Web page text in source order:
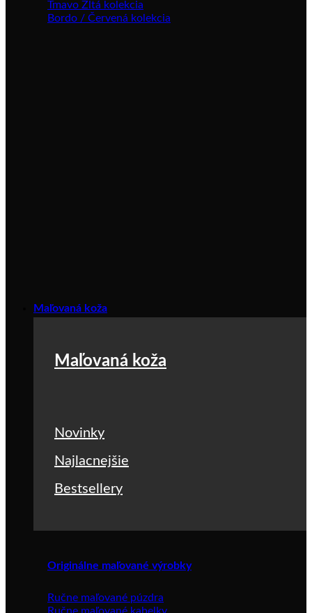
Tmavo Žltá kolekcia
Bordo / Červená kolekcia
Maľovaná koža
Maľovaná koža
Novinky
Najlacnejšie
Bestsellery
Originálne maľované výrobky
Ručne maľované púzdra
Ručne maľované kabelky